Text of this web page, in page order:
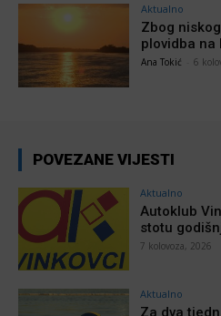
Aktualno
Zbog
plovidba na
Ana Tokić 6
POVEZANE VIJESTI
Aktualno
Autoklub
stotu
7 kolovoza, 2026
Aktualno
Za dva